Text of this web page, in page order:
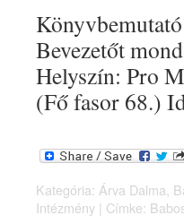
Bevezetőt
Helyszín: Pro
(Fő fasor 68.)
Kategória: Árva Dalma,
Intézmény | Címke: